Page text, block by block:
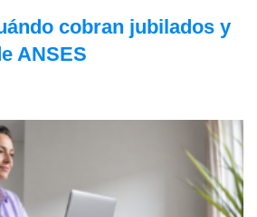
cobran jubilados y
ANSES